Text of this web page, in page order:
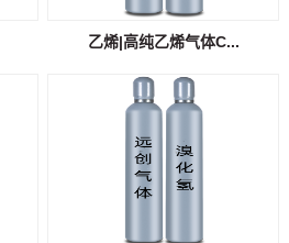
乙烯|高纯乙烯气体C...